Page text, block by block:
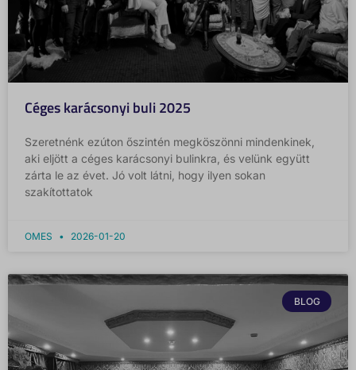
Céges karácsonyi buli 2025
Szeretnénk ezúton őszintén megköszönni mindenkinek,
aki eljött a céges karácsonyi bulinkra, és velünk együtt
zárta le az évet. Jó volt látni, hogy ilyen sokan
szakítottatok
OMES 2026-01-20
BLOG